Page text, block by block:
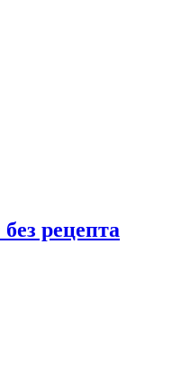
рецепта